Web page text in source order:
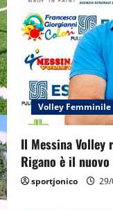
Volley Femminile
Il Messina Volley
Rigano è il nuovo
sportjonico